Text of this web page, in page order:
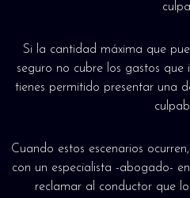
Si la cantidad máxima que
seguro no cubre los gastos que
tienes permitido presentar una
Cuando estos escenarios
con un especialista -abogado-
reclamar al conductor que